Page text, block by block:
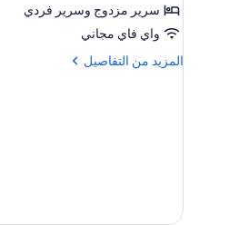
سرير مزدوج‫‬ وسرير فردي
واي فاي مجاني
المزيد من التفاصيل
المزيد